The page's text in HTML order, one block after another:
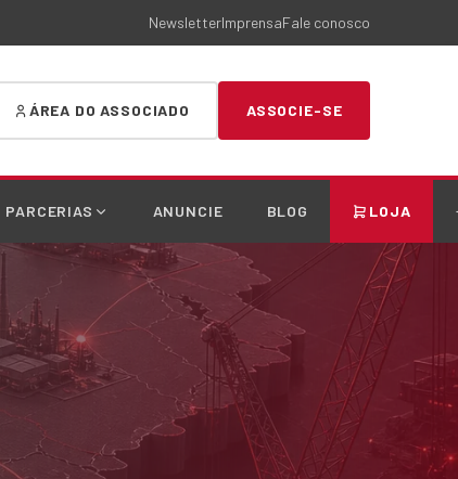
NewsletterImprensaFale conosco
ÁREA DO ASSOCIADO ASSOCIE-SE
PARCERIAS ANUNCIE BLOG LOJA